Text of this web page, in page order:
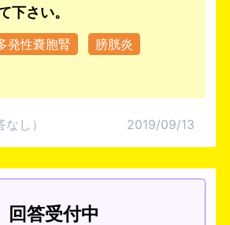
下さい。
発性嚢胞腎 膀胱炎
なし ） 2019/09/13
回答受付中